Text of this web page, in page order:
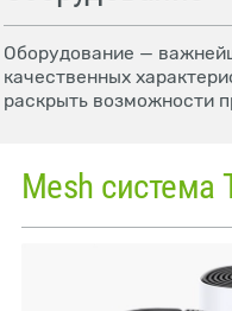
Оборудование —
качественных
раскрыть возможности